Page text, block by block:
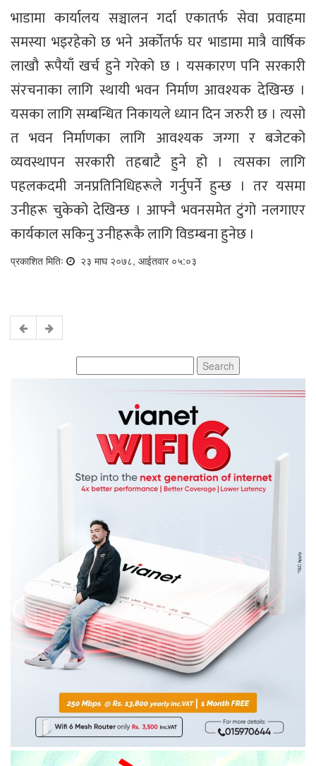
भाडामा कार्यालय सञ्चालन गर्दा एकातर्फ सेवा प्रवाहमा
समस्या भइरहेको छ भने अर्कोतर्फ घर भाडामा मात्रै वार्षिक
लाखौ रूपैयाँ खर्च हुने गरेको छ । यसकारण पनि सरकारी
संरचनाका लागि स्थायी भवन निर्माण आवश्यक देखिन्छ ।
यसका लागि सम्बन्धित निकायले ध्यान दिन जरुरी छ । त्यसो
त भवन निर्माणका लागि आवश्यक जग्गा र बजेटको
व्यवस्थापन सरकारी तहबाटै हुने हो । त्यसका लागि
पहलकदमी जनप्रतिनिधिहरूले गर्नुपर्ने हुन्छ । तर यसमा
उनीहरू चुकेको देखिन्छ । आफ्नै भवनसमेत टुंगो नलगाएर
कार्यकाल सकिनु उनीहरूकै लागि विडम्बना हुनेछ ।
प्रकाशित मितिः २३ माघ २०७८, आईतवार ०५:०३
for: